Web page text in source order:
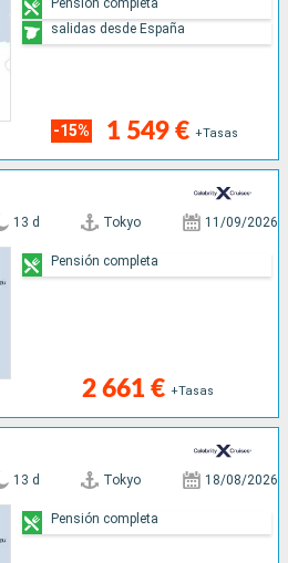
-15% 1 549 € +Tasas
Pensión completa
salidas desde España
13 d Tokyo 11/09/2026
2 661 € +Tasas
Pensión completa
13 d Tokyo 18/08/2026
Pensión completa